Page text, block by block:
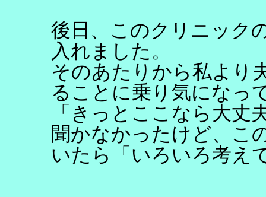
後日、このクリニック
入れました。
そのあたりから私より
ることに乗り気になっ
「きっとここなら大丈
聞かなかったけど、こ
いたら「いろいろ考え